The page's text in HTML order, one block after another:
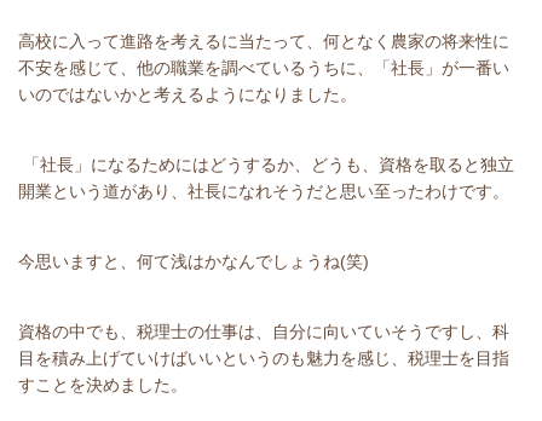
高校に入って進路を考えるに当たって、何となく農家の将来性に
不安を感じて、他の職業を調べているうちに、「社長」が一番い
いのではないかと考えるようになりました。
「社長」になるためにはどうするか、どうも、資格を取ると独立
開業という道があり、社長になれそうだと思い至ったわけです。
今思いますと、何て浅はかなんでしょうね(笑)
資格の中でも、税理士の仕事は、自分に向いていそうですし、科
目を積み上げていけばいいというのも魅力を感じ、税理士を目指
すことを決めました。